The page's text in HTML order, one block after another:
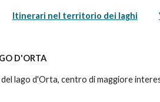
Itinerari nel territorio dei laghi
D'ORTA
lago d'Orta, centro di maggiore